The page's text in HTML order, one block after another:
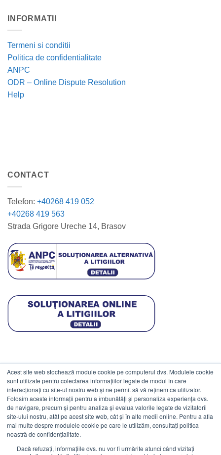
Acest site web stochează module cookie pe computerul dvs. Modulele cookie
sunt utilizate pentru colectarea informațiilor legate de modul în care
interacționați cu site-ul nostru web și ne permit să vă reținem ca utilizator.
Folosim aceste informații pentru a îmbunătăți și personaliza experiența dvs.
de navigare, precum și pentru analiza și evalua valorile legate de vizitatorii
site-ului nostru, atât pe acest site web, cât și în alte medii online. Pentru a afla
mai multe despre modulele cookie pe care le utilizăm, consultați politica
noastră de confidențialitate.
Dacă refuzați, informațiile dvs. nu vor fi urmărite atunci când vizitați
INFORMATII
Termeni si conditii
Politica de confidentialitate
ANPC
ODR – Online Dispute Resolution
Help
CONTACT
Telefon: +40268 419 052
+40268 419 563
Strada Grigore Ureche 14, Brasov
DATE COMERCIALE
ESTICO S.R.L.
CIF: RO1094402.
Reg.Com: J08/469/1991.